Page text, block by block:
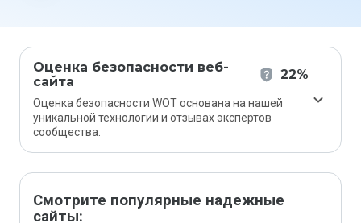
Оценка безопасности веб-
сайта
22%
Оценка безопасности WOT основана на нашей
уникальной технологии и отзывах экспертов
сообщества.
Смотрите популярные надежные
сайты: